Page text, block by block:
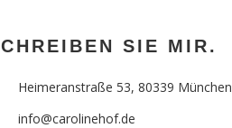
SIE MIR.
Heimeranstraße 53, 80339 München
info@carolinehof.de